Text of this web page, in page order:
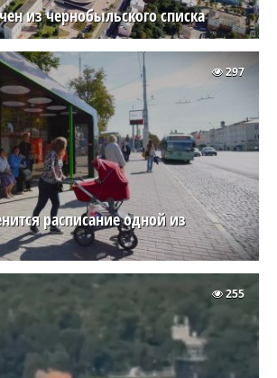
из чернобыльского списка
расписание одной из
297
255